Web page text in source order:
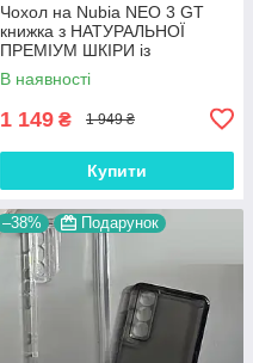
Чохол на Nubia NEO 3 GT
книжка з НАТУРАЛЬНОЇ
ПРЕМІУМ ШКІРИ із
підставкою протиударний
магнітний "DRAGON"
В наявності
1 149 ₴ 1 949 ₴
Купити
–38% Подарунок